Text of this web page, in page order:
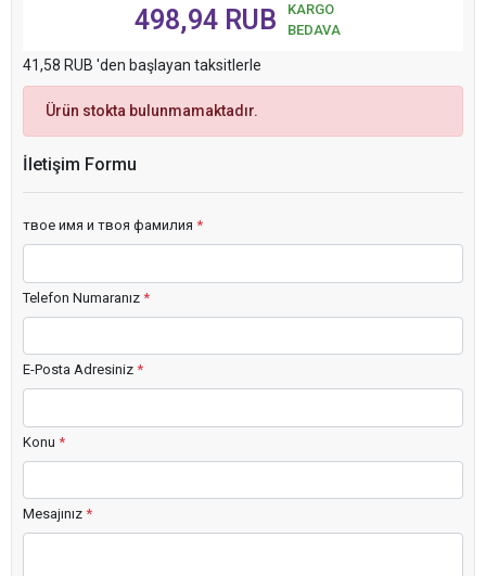
498,94 RUB
KARGO
BEDAVA
41,58 RUB 'den başlayan taksitlerle
Ürün stokta bulunmamaktadır.
İletişim Formu
твое имя и твоя фамилия *
Telefon Numaranız *
E-Posta Adresiniz *
Konu *
Mesajınız *